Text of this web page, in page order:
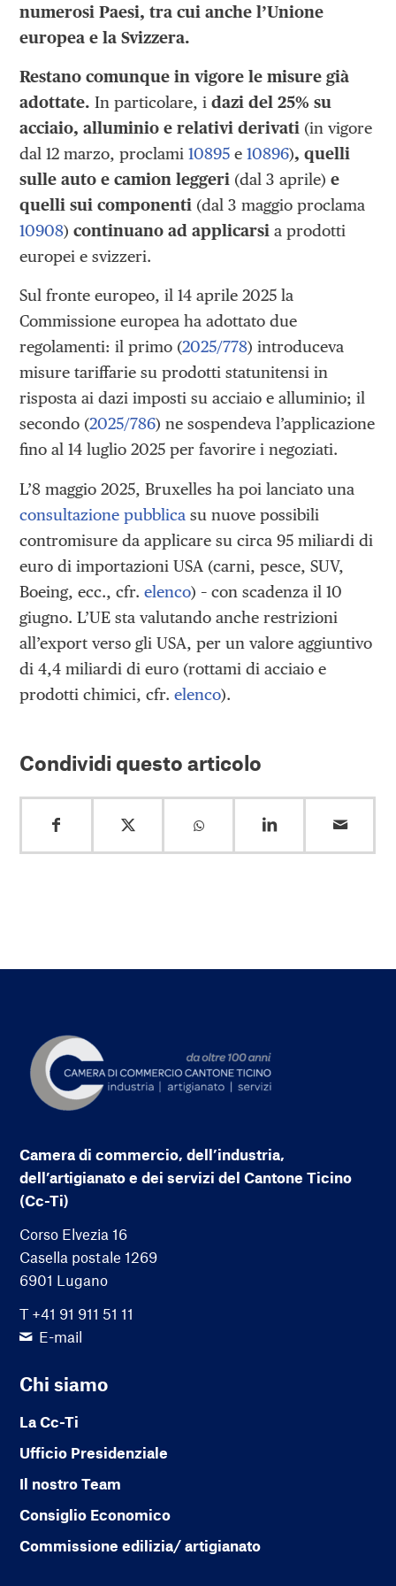
numerosi Paesi, tra cui anche l’Unione
europea e la Svizzera.
Restano comunque in vigore le misure già
adottate.In particolare, i dazi del 25% su
acciaio, alluminio e relativi derivati (in vigore
dal 12 marzo, proclami10895 e10896), quelli
sulle auto e camion leggeri (dal 3 aprile) e
quelli sui componenti (dal 3 maggio proclama
10908)continuano ad applicarsi a prodotti
europei e svizzeri.
Sul fronte europeo, il 14 aprile 2025 la
Commissione europea ha adottato due
regolamenti: il primo (2025/778) introduceva
misure tariffarie su prodotti statunitensi in
risposta ai dazi imposti su acciaio e alluminio; il
secondo (2025/786) ne sospendeva l’applicazione
fino al 14 luglio 2025 per favorire i negoziati.
L’8 maggio 2025, Bruxelles ha poi lanciato una
consultazione pubblica su nuove possibili
contromisure da applicare su circa 95 miliardi di
euro di importazioni USA (carni, pesce, SUV,
Boeing, ecc., cfr.elenco) – con scadenza il 10
giugno. L’UE sta valutando anche restrizioni
all’export verso gli USA, per un valore aggiuntivo
di 4,4 miliardi di euro (rottami di acciaio e
prodotti chimici, cfr.elenco).
Condividi questo articolo
Camera di commercio, dell’industria,
dell’artigianato e dei servizi del Cantone Ticino
(Cc-Ti)
Corso Elvezia 16
Casella postale 1269
6901 Lugano
T +41 91 911 51 11
E-mail
Chi siamo
La Cc-Ti
Ufficio Presidenziale
Il nostro Team
Consiglio Economico
Commissione edilizia/ artigianato